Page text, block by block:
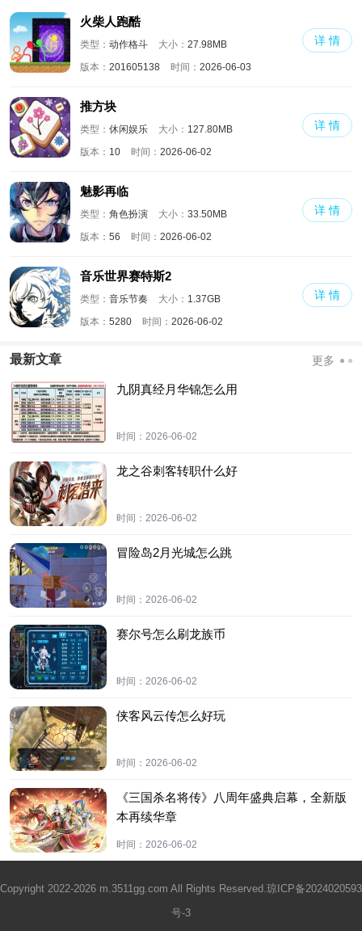
火柴人跑酷
类型： 动作格斗 大小： 27.98MB
版本： 201605138 时间： 2026-06-03
详 情
推方块
类型： 休闲娱乐 大小： 127.80MB
版本： 10 时间： 2026-06-02
详 情
魅影再临
类型： 角色扮演 大小： 33.50MB
版本： 56 时间： 2026-06-02
详 情
音乐世界赛特斯2
类型： 音乐节奏 大小： 1.37GB
版本： 5280 时间： 2026-06-02
详 情
最新文章 更多
九阴真经月华锦怎么用
时间： 2026-06-02
龙之谷刺客转职什么好
时间： 2026-06-02
冒险岛2月光城怎么跳
时间： 2026-06-02
赛尔号怎么刷龙族币
时间： 2026-06-02
侠客风云传怎么好玩
时间： 2026-06-02
《三国杀名将传》八周年盛典启幕，全新版
本再续华章
时间： 2026-06-02
Copyright 2022-2026 m.3511gg.com All Rights Reserved. 琼ICP备2024020593
号-3